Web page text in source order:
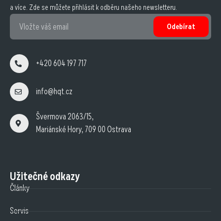
a více. Zde se můžete přihlásit k odběru našeho newsletteru.
Odebírat
+420 604 197 717
info@hqt.cz
Švermova 2063/15,
Mariánské Hory, 709 00 Ostrava
Užitečné odkazy
Články
Servis